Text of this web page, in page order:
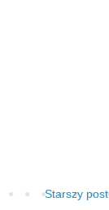
Starszy post